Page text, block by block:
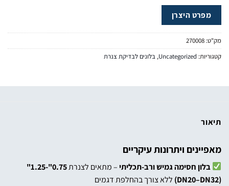
מפרט היצרן
מק"ט: 270008
קטגוריות: Uncategorized
, בלונים לבדיקת צנרת
תיאור
מאפיינים ויתרונות עיקריים
בלון חסימה גמיש ורב-תכליתי– מתאים לצנרת
0.75"-1.25"
(DN20–DN32)
ללא צורך בהחלפת דגמים